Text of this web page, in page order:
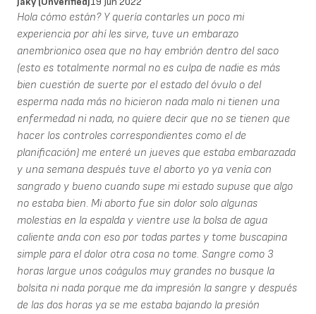
Hola cómo están? Y quería contarles un poco mi
experiencia por ahí les sirve, tuve un embarazo
anembrionico osea que no hay embrión dentro del saco
(esto es totalmente normal no es culpa de nadie es más
bien cuestión de suerte por el estado del óvulo o del
esperma nada más no hicieron nada malo ni tienen una
enfermedad ni nada, no quiere decir que no se tienen que
hacer los controles correspondientes como el de
planificación) me enteré un jueves que estaba embarazada
y una semana después tuve el aborto yo ya venía con
sangrado y bueno cuando supe mi estado supuse que algo
no estaba bien. Mi aborto fue sin dolor solo algunas
molestias en la espalda y vientre use la bolsa de agua
caliente anda con eso por todas partes y tome buscapina
simple para el dolor otra cosa no tome. Sangre como 3
horas largue unos coágulos muy grandes no busque la
bolsita ni nada porque me da impresión la sangre y después
de las dos horas ya se me estaba bajando la presión